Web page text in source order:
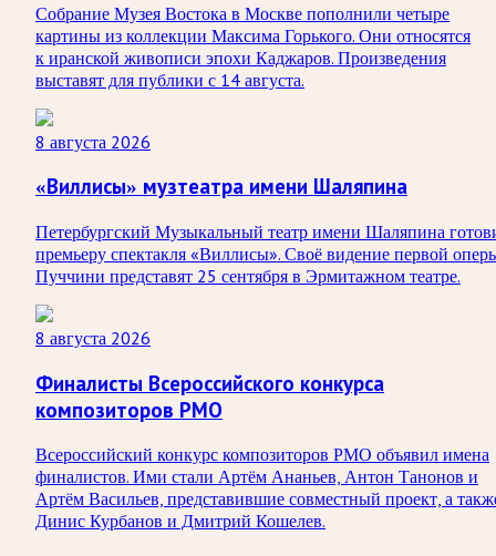
Собрание Музея Востока в Москве пополнили четыре
картины из коллекции Максима Горького. Они относятся
к иранской живописи эпохи Каджаров. Произведения
выставят для публики с 14 августа.
8 августа 2026
«Виллисы» музтеатра имени Шаляпина
Петербургский Музыкальный театр имени Шаляпина
премьеру спектакля «Виллисы». Своё видение первой
Пуччини представят 25 сентября в Эрмитажном театре.
8 августа 2026
Финалисты Всероссийского конкурса
композиторов РМО
Всероссийский конкурс композиторов РМО объявил имена
финалистов. Ими стали Артём Ананьев, Антон Танонов и
Артём Васильев, представившие совместный проект, а
Динис Курбанов и Дмитрий Кошелев.